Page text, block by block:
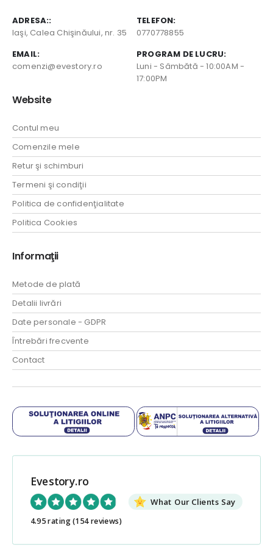
ADRESA::
Iaşi, Calea Chişinăului, nr. 35
TELEFON:
0770778855
EMAIL:
comenzi@evestory.ro
PROGRAM DE LUCRU:
Luni - Sâmbătă - 10:00AM -
17:00PM
Website
Contul meu
Comenzile mele
Retur şi schimburi
Termeni şi condiţii
Politica de confidenţialitate
Politica Cookies
Informaţii
Metode de plată
Detalii livrări
Date personale - GDPR
Întrebări frecvente
Contact
Evestory.ro
What Our Clients Say
4.95 rating(154 reviews)